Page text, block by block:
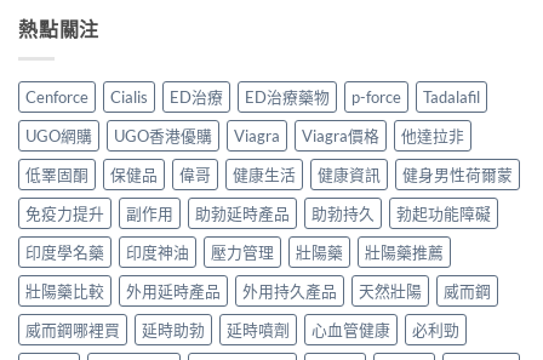
熱點關注
Cenforce Cialis ED治療 ED治療藥物 p-force
Tadalafil
UGO網購
UGO香港優購 Viagra Viagra價格
他達拉非
低睪固酮
保健品 偉哥 健康生活 健康資訊
健身男性荷爾蒙
免疫力提升
副作用 助勃延時產品 助勃持久
勃起功能障礙
印度學名藥
印度神油 壓力管理 壯陽藥
壯陽藥推薦
壯陽藥比較
外用延時產品 外用持久產品 天然壯陽
威而鋼
威而鋼哪裡買
延時助勃 延時噴劑 心血管健康
必利勁